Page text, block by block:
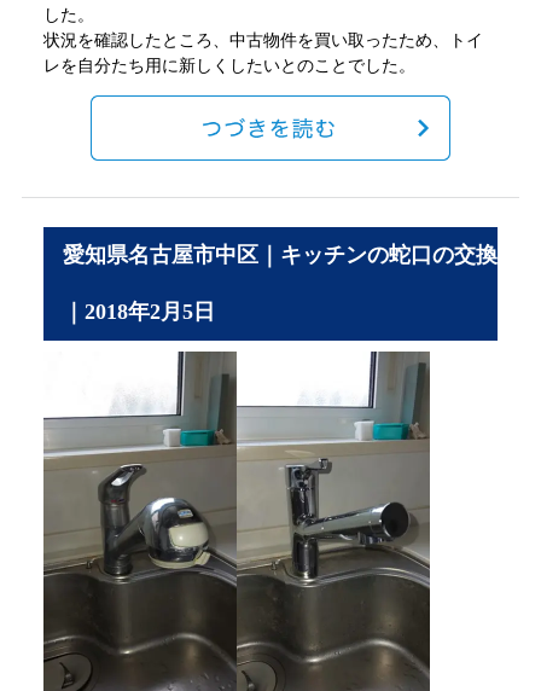
した。
状況を確認したところ、中古物件を買い取ったため、トイ
レを自分たち用に新しくしたいとのことでした。
愛知県名古屋市中区｜キッチンの蛇口の交換
｜2018年2月5日